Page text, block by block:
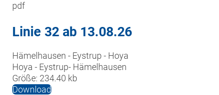
pdf
Linie 32 ab 13.08.26
Hämelhausen - Eystrup - Hoya
Hoya - Eystrup- Hämelhausen
Größe: 234.40 kb
Download